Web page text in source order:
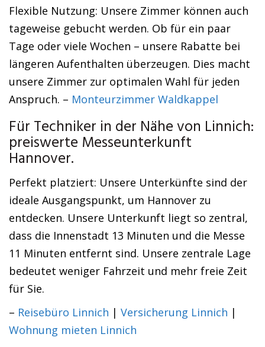
Flexible Nutzung: Unsere Zimmer können auch
tageweise gebucht werden. Ob für ein paar
Tage oder viele Wochen – unsere Rabatte bei
längeren Aufenthalten überzeugen. Dies macht
unsere Zimmer zur optimalen Wahl für jeden
Anspruch. – Monteurzimmer Waldkappel
Für Techniker in der Nähe von Linnich:
preiswerte Messeunterkunft
Hannover.
Perfekt platziert: Unsere Unterkünfte sind der
ideale Ausgangspunkt, um Hannover zu
entdecken. Unsere Unterkunft liegt so zentral,
dass die Innenstadt 13 Minuten und die Messe
11 Minuten entfernt sind. Unsere zentrale Lage
bedeutet weniger Fahrzeit und mehr freie Zeit
für Sie.
– Reisebüro Linnich | Versicherung Linnich |
Wohnung mieten Linnich